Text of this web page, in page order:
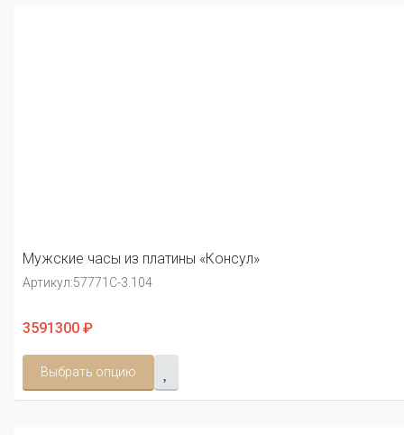
Мужские часы из платины «Консул»
Артикул:57771С-3.104
3591300 ₽
Выбрать опцию